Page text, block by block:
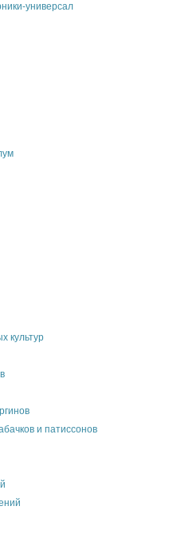
универсал
культур
и патиссонов